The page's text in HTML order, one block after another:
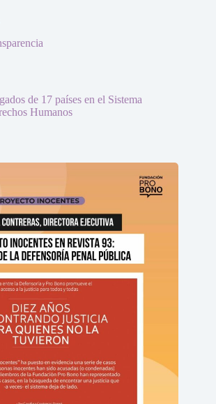
de 17 países en el Sistema
Humanos